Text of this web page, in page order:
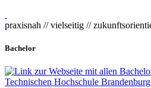
praxisnah // vielseitig //
Bachelor